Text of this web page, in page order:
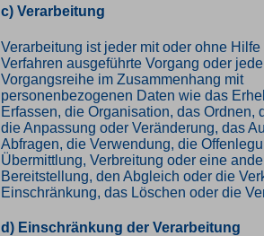
c) Verarbeitung
Verarbeitung ist jeder mit oder ohne
Verfahren ausgeführte Vorgang oder
Vorgangsreihe im Zusammenhang mit
personenbezogenen Daten wie das
Erfassen, die Organisation, das Ordnen,
die Anpassung oder Veränderung, das
Abfragen, die Verwendung, die
Übermittlung, Verbreitung oder eine
Bereitstellung, den Abgleich oder die
Einschränkung, das Löschen oder die
d) Einschränkung der Verarbeitung